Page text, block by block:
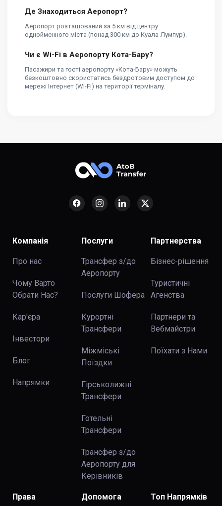
Де Знаходиться Аеропорт?
Аеропорт розташований за 5 км від центру
однойменного міста (понад 300 км до Куала-Лумпур).
Чи є Wi-Fi в Аеропорту Кота-Бару?
Пасажири та гості аеропорту «Кота-Бару» можуть
безкоштовно скористатись бездротовим доступом до
мережі Інтернет (Wi-Fi) на території терміналу.
Компанія
Про нас
Чому Варто
Обрати Нас?
Кар'єра
Інвестори
Блог
Напрямки
Послуги
Трансфер з/до
Аеропорту
Послуги Шофера
Курортні
Трансфери
Міжміські
Поїздки
Гірськолижні
Трансфери
Готельні
Трансфери
Трансфер з/до
Аеропорту для
Керівників
Партнерства
Бізнес-рішення
Туристичні
Агенства
Партнери та
Вебмайстри
Поїхати з Нами
Права Допомога Топ Напрямків